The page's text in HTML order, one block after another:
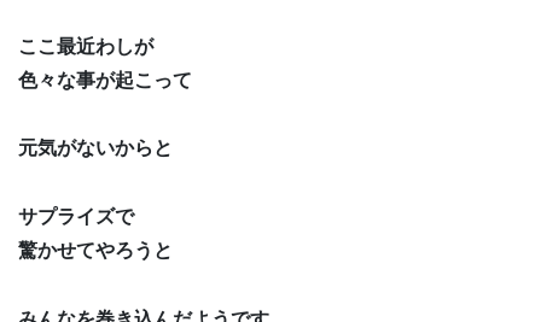
ここ最近わしが
色々な事が起こって
元気がないからと
サプライズで
驚かせてやろうと